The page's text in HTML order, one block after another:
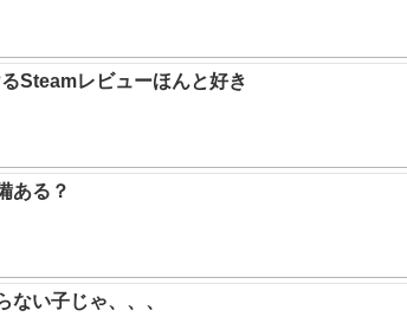
Steamレビューほんと好き
ある？
ない子じゃ、、、